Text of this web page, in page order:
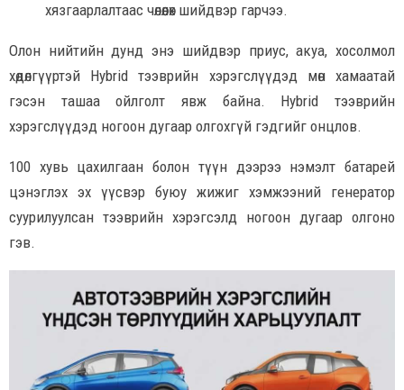
хязгаарлалтаас чөлөөлөх шийдвэр гарчээ.
Олон нийтийн дунд энэ шийдвэр приус, акуа, хосолмол
хөдөлгүүртэй Hybrid тээврийн хэрэгслүүдэд мөн хамаатай
гэсэн ташаа ойлголт явж байна. Hybrid тээврийн
хэрэгслүүдэд ногоон дугаар олгохгүй гэдгийг онцлов.
100 хувь цахилгаан болон түүн дээрээ нэмэлт батарей
цэнэглэх эх үүсвэр буюу жижиг хэмжээний генератор
суурилуулсан тээврийн хэрэгсэлд ногоон дугаар олгоно
гэв.